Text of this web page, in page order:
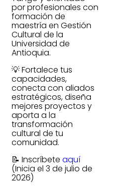
por profesionales con
formación de
maestría en Gestión
Cultural de la
Universidad de
Antioquia.
💡 Fortalece tus
capacidades,
conecta con aliados
estratégicos, diseña
mejores proyectos y
aporta a la
transformación
cultural de tu
comunidad.
📝 Inscríbete aquí
(Inicia el 3 de julio de
2026)